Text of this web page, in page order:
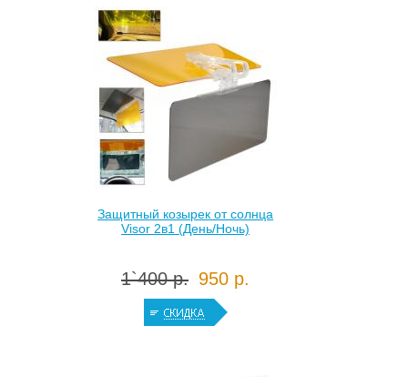
Защитный козырек от солнца
Visor 2в1 (День/Ночь)
1`400 р. 950 р.